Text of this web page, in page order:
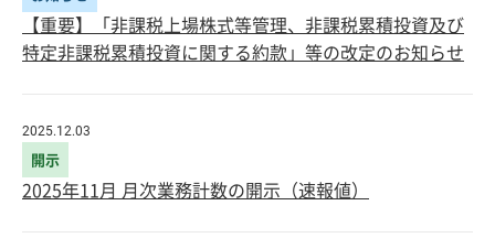
【重要】「非課税上場株式等管理、非課税累積投資及び
特定非課税累積投資に関する約款」等の改定のお知らせ
2025.12.03
開示
2025年11月 月次業務計数の開示（速報値）